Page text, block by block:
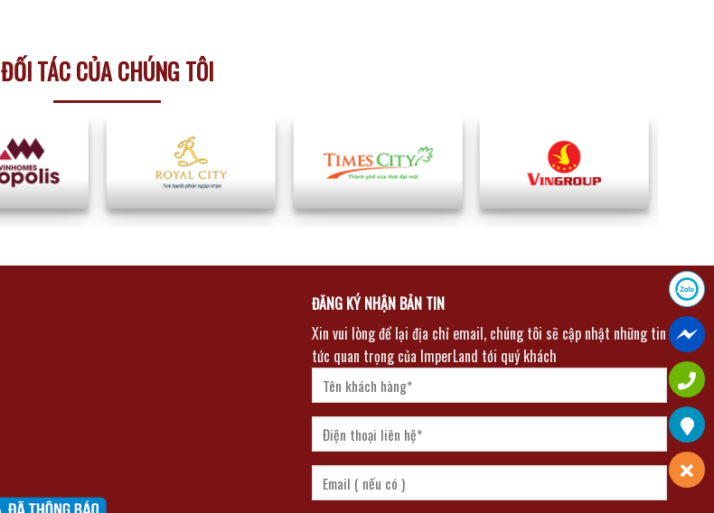
ĐỐI TÁC CỦA CHÚNG TÔI
ĐĂNG KÝ NHẬN BẢN TIN
Xin vui lòng để lại địa chỉ email, chúng tôi sẽ cập nhật những tin
tức quan trọng của ImperLand tới quý khách